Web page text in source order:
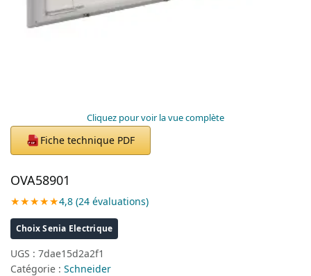
Cliquez pour voir la vue complète
PDF Fiche technique PDF
OVA58901
★★★★★4,8 (24 évaluations)
Choix Senia Electrique
UGS : 7dae15d2a2f1
Catégorie : Schneider